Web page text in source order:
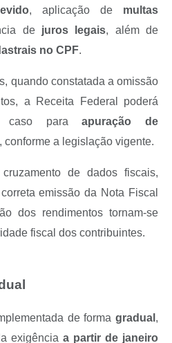
, aplicação de multas
de juros legais, além de
no CPF.
quando constatada a omissão
a Receita Federal poderá
caso paraapuração de
, conforme a legislação vigente.
de dados fiscais,
emissão da Nota Fiscal
dos rendimentos tornam-se
fiscal dos contribuintes.
de forma gradual ,
exigência a partir de janeiro